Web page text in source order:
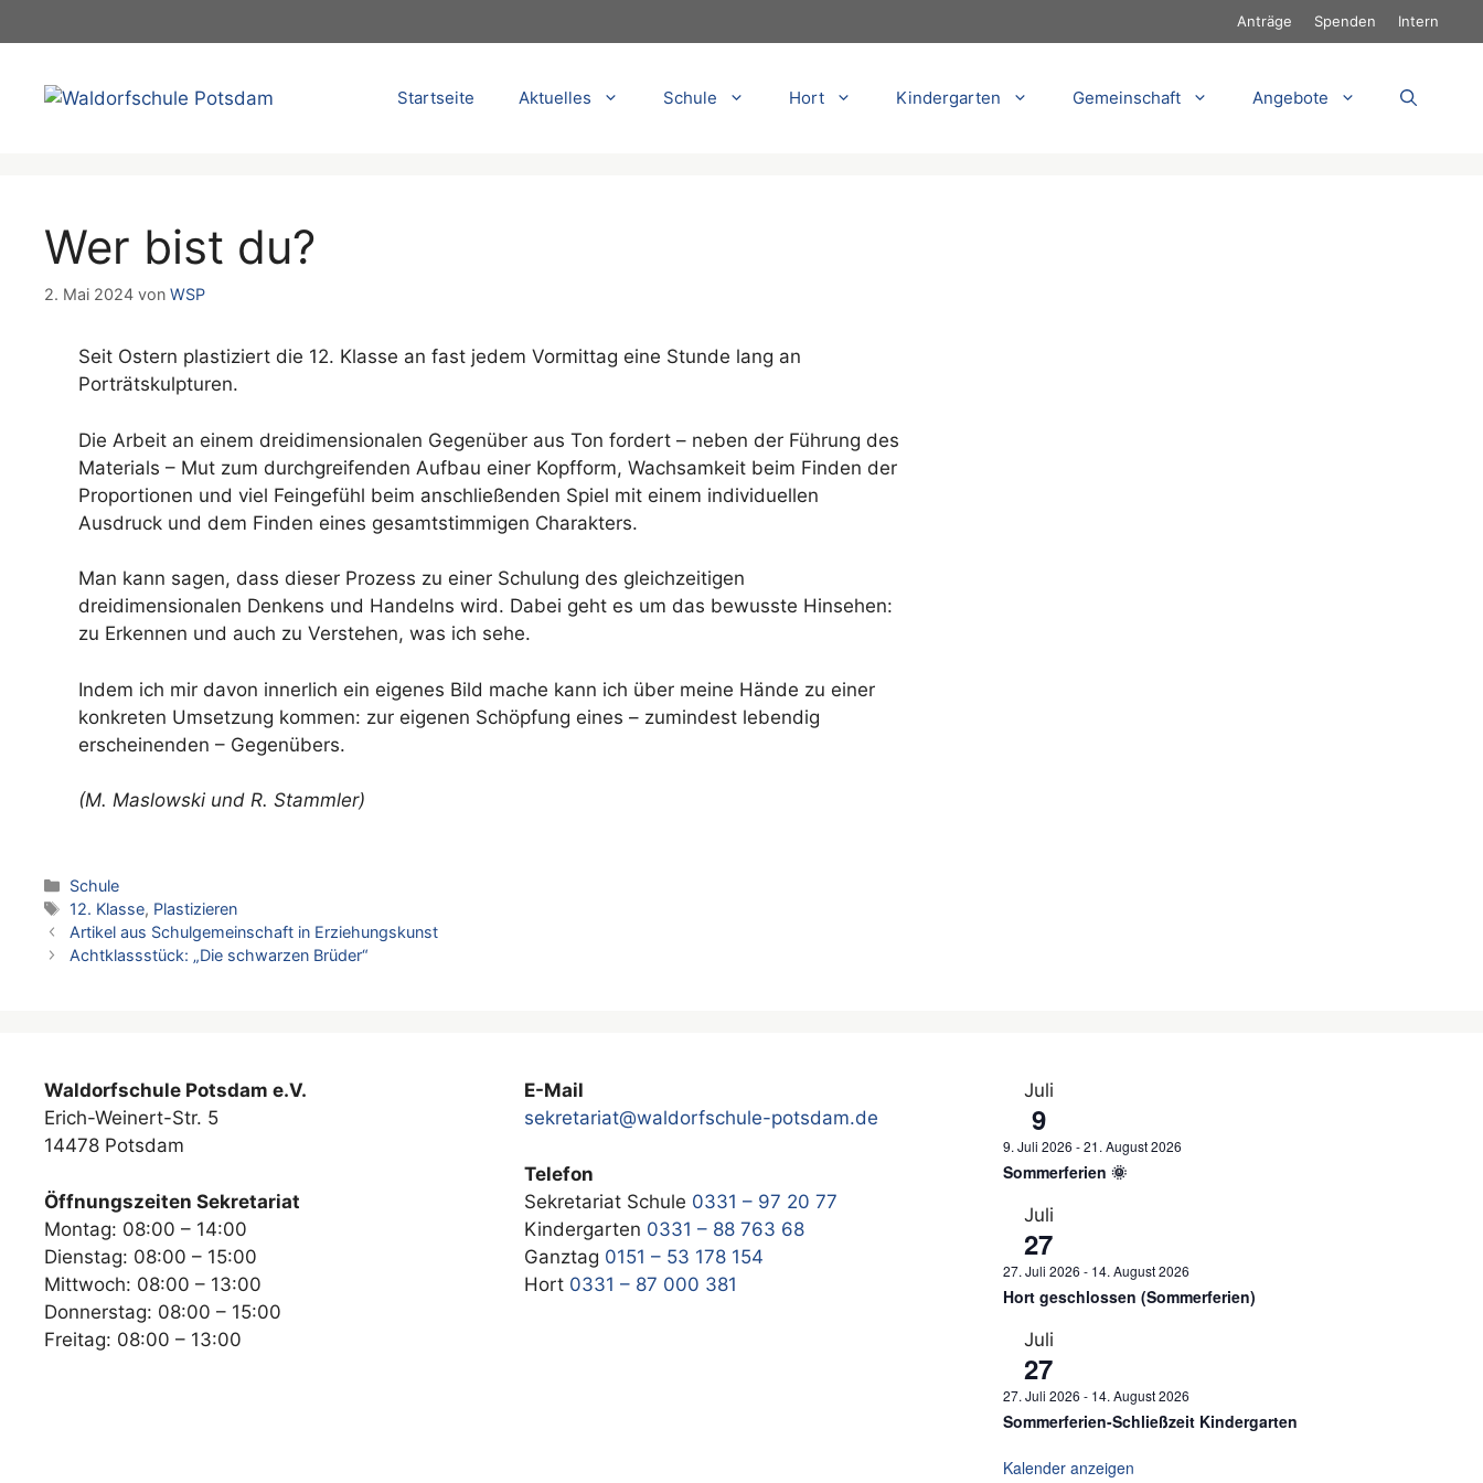
Inhalt
Anträge Spenden Intern
Startseite Aktuelles Schule Hort Kindergarten Gemeinschaft Angebote
Wer bist du?
2. Mai 2024 von WSP
Seit Ostern plastiziert die 12. Klasse an fast jedem Vormittag eine Stunde lang an
Porträtskulpturen.
Die Arbeit an einem dreidimensionalen Gegenüber aus Ton fordert – neben der Führung des
Materials – Mut zum durchgreifenden Aufbau einer Kopfform, Wachsamkeit beim Finden der
Proportionen und viel Feingefühl beim anschließenden Spiel mit einem individuellen
Ausdruck und dem Finden eines gesamtstimmigen Charakters.
Man kann sagen, dass dieser Prozess zu einer Schulung des gleichzeitigen
dreidimensionalen Denkens und Handelns wird. Dabei geht es um das bewusste Hinsehen:
zu Erkennen und auch zu Verstehen, was ich sehe.
Indem ich mir davon innerlich ein eigenes Bild mache kann ich über meine Hände zu einer
konkreten Umsetzung kommen: zur eigenen Schöpfung eines – zumindest lebendig
erscheinenden – Gegenübers.
(M. Maslowski und R. Stammler)
Kategorien
Schule
Schlagwörter
12. Klasse, Plastizieren
Artikel aus Schulgemeinschaft in Erziehungskunst
Achtklassstück: „Die schwarzen Brüder“
Waldorfschule Potsdam e.V.
Erich-Weinert-Str. 5
14478 Potsdam
Öffnungszeiten Sekretariat
Montag: 08:00 – 14:00
Dienstag: 08:00 – 15:00
Mittwoch: 08:00 – 13:00
Donnerstag: 08:00 – 15:00
Freitag: 08:00 – 13:00
E-Mail
sekretariat@waldorfschule-potsdam.de
Telefon
Sekretariat Schule 0331 – 97 20 77
Kindergarten 0331 – 88 763 68
Ganztag 0151 – 53 178 154
Hort 0331 – 87 000 381
Juli
9
9. Juli 2026 -21. August 2026
Sommerferien 🌞
Juli
27
27. Juli 2026 - 14. August 2026
Hort geschlossen (Sommerferien)
Juli
27
27. Juli 2026 - 14. August 2026
Sommerferien-Schließzeit Kindergarten
Kalender anzeigen